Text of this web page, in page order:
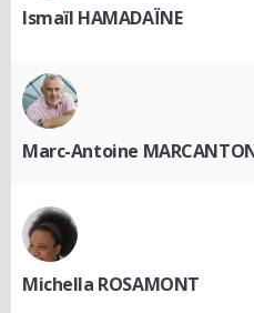
Ismaïl HAMADAÏNE
Marc-Antoine
Michella ROSAMONT